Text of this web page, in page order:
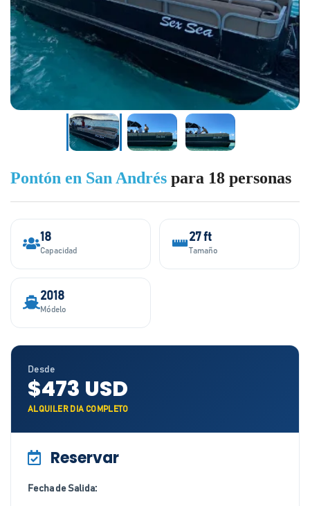
Pontón en San Andrés para 18 personas
18
Capacidad
27 ft
Tamaño
2018
Módelo
Desde
$473 USD
ALQUILER DIA COMPLETO
Reservar
Fecha de Salida: